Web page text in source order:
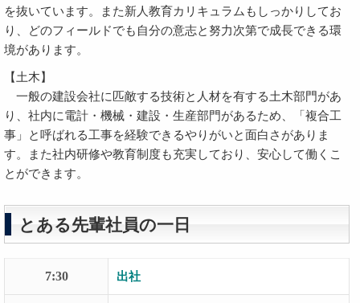
を抜いています。また新人教育カリキュラムもしっかりしてお
り、どのフィールドでも自分の意志と努力次第で成長できる環
境があります。
【土木】
一般の建設会社に匹敵する技術と人材を有する土木部門があ
り、社内に電計・機械・建設・生産部門があるため、「複合工
事」と呼ばれる工事を経験できるやりがいと面白さがありま
す。また社内研修や教育制度も充実しており、安心して働くこ
とができます。
とある先輩社員の一日
7:30 出社